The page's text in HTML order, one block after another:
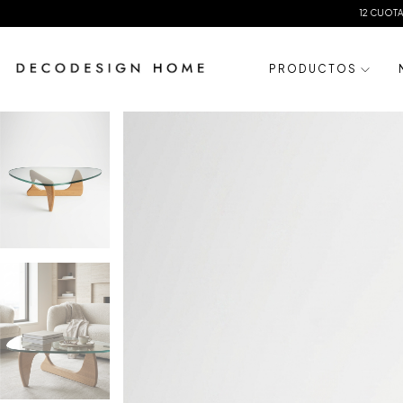
12 CUOTAS SIN INTERES
P R O D U C T O S